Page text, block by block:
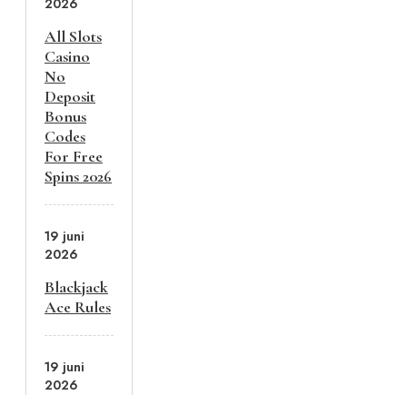
2026
All Slots
Casino
No
Deposit
Bonus
Codes
For Free
Spins 2026
19 juni
2026
Blackjack
Ace Rules
19 juni
2026